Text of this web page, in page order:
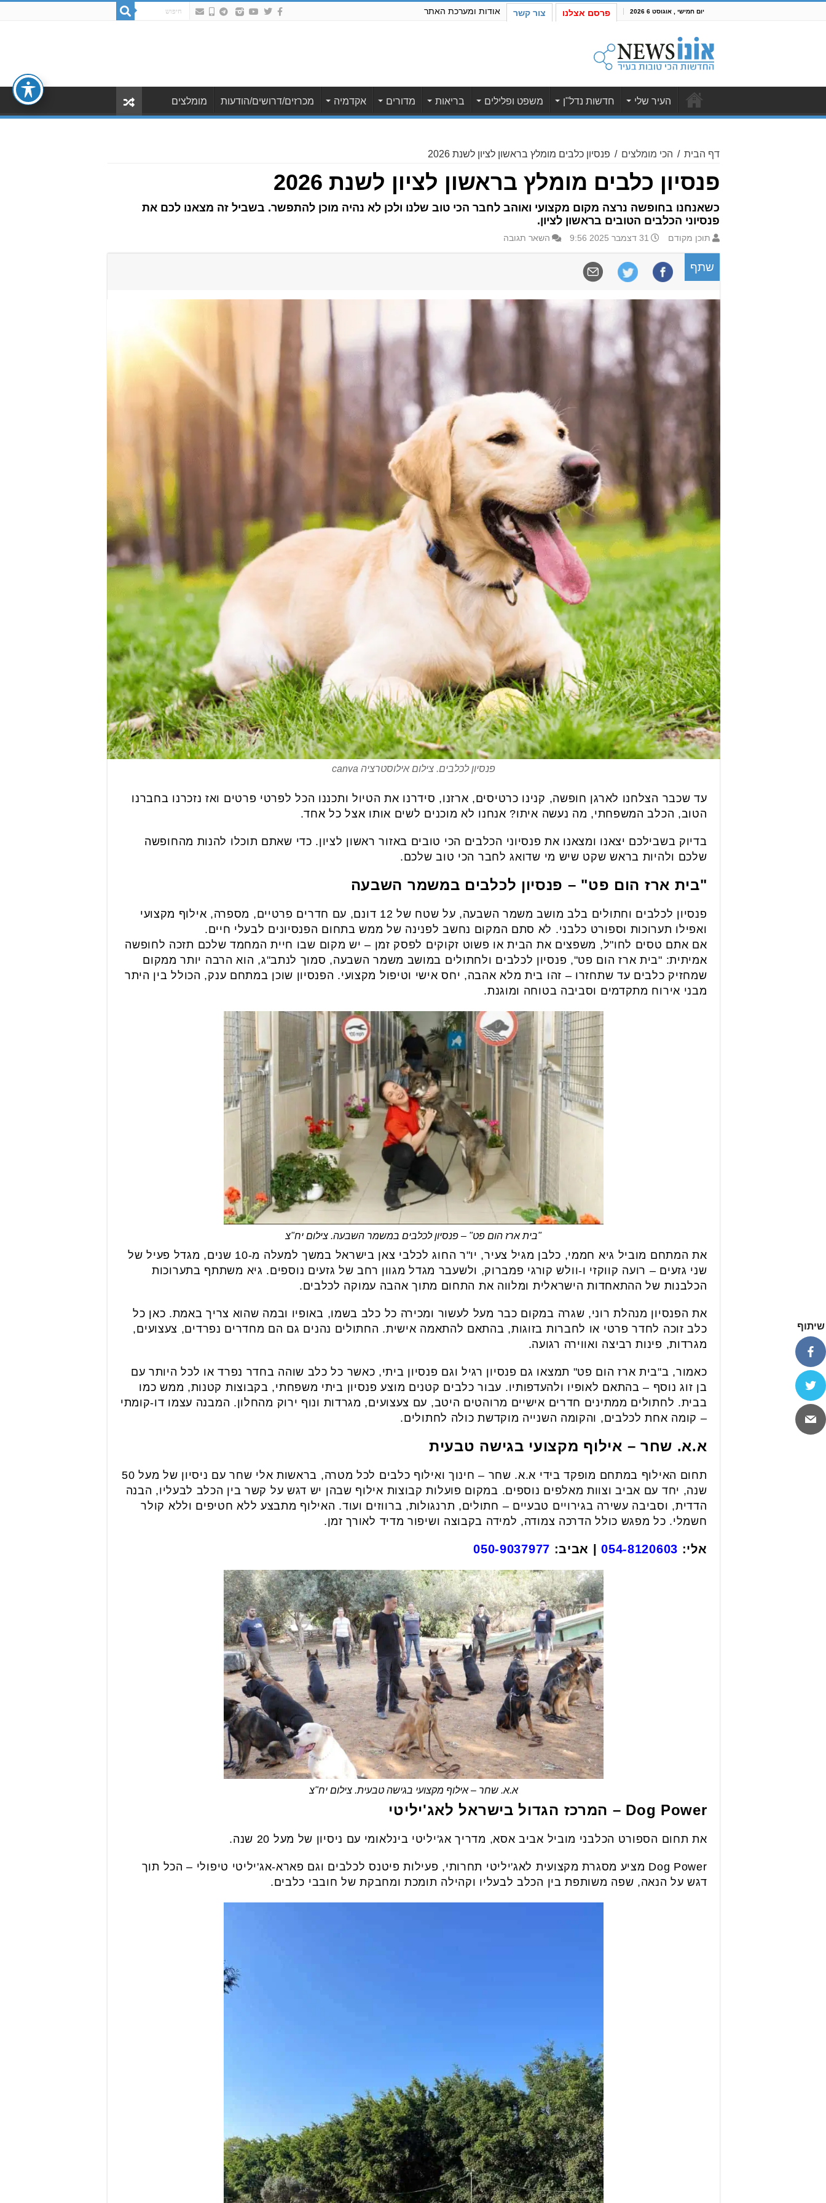
יום חמישי , אוגוסט 6 2026 פרסם אצלנו צור קשר אודות ומערכת האתר
העיר שלי חדשות נדל"ן משפט ופלילים בריאות מדורים אקדמיה מכרזים/דרושים/הודעות מומלצים
דף הבית / הכי מומלצים / פנסיון כלבים מומלץ בראשון לציון לשנת 2026
פנסיון כלבים מומלץ בראשון לציון לשנת 2026
כשאנחנו בחופשה נרצה מקום מקצועי ואוהב לחבר הכי טוב שלנו ולכן לא נהיה מוכן להתפשר. בשביל זה מצאנו לכם את
פנסיוני הכלבים הטובים בראשון לציון.
תוכן מקודם 31 דצמבר 2025 9:56 השאר תגובה
שתף
פנסיון לכלבים. צילום אילוסטרציה canva
עד שכבר הצלחנו לארגן חופשה, קנינו כרטיסים, ארזנו, סידרנו את הטיול ותכננו הכל לפרטי פרטים ואז נזכרנו בחברנו
הטוב, הכלב המשפחתי, מה נעשה איתו? אנחנו לא מוכנים לשים אותו אצל כל אחד.
בדיוק בשבילכם יצאנו ומצאנו את פנסיוני הכלבים הכי טובים באזור ראשון לציון. כדי שאתם תוכלו להנות מהחופשה
שלכם ולהיות בראש שקט שיש מי שדואג לחבר הכי טוב שלכם.
"בית ארז הום פט" – פנסיון לכלבים במשמר השבעה
פנסיון לכלבים וחתולים בלב מושב משמר השבעה, על שטח של 12 דונם, עם חדרים פרטיים, מספרה, אילוף מקצועי
ואפילו תערוכות וספורט כלבני. לא סתם המקום נחשב לפנינה של ממש בתחום הפנסיונים לבעלי חיים.
אם אתם טסים לחו"ל, משפצים את הבית או פשוט זקוקים לפסק זמן – יש מקום שבו חיית המחמד שלכם תזכה לחופשה
אמיתית: "בית ארז הום פט", פנסיון לכלבים ולחתולים במושב משמר השבעה, סמוך לנתב"ג, הוא הרבה יותר ממקום
שמחזיק כלבים עד שתחזרו – זהו בית מלא אהבה, יחס אישי וטיפול מקצועי. הפנסיון שוכן במתחם ענק, הכולל בין היתר
מבני אירוח מתקדמים וסביבה בטוחה ומוגנת.
"בית ארז הום פט" – פנסיון לכלבים במשמר השבעה. צילום יח"צ
את המתחם מוביל גיא חממי, כלבן מגיל צעיר, יו"ר החוג לכלבי צאן בישראל במשך למעלה מ-10 שנים, מגדל פעיל של
שני גזעים – רועה קווקזי ו-וולש קורגי פמברוק, ולשעבר מגדל מגוון רחב של גזעים נוספים. גיא משתתף בתערוכות
הכלבנות של ההתאחדות הישראלית ומלווה את התחום מתוך אהבה עמוקה לכלבים.
את הפנסיון מנהלת רוני, שגרה במקום כבר מעל לעשור ומכירה כל כלב בשמו, באופיו ובמה שהוא צריך באמת. כאן כל
כלב זוכה לחדר פרטי או לחברות בזוגות, בהתאם להתאמה אישית. החתולים נהנים גם הם מחדרים נפרדים, צעצועים,
מגרדות, פינות רביצה ואווירה רגועה.
כאמור, ב"בית ארז הום פט" תמצאו גם פנסיון רגיל וגם פנסיון ביתי, כאשר כל כלב שוהה בחדר נפרד או לכל היותר עם
בן זוג נוסף – בהתאם לאופיו ולהעדפותיו. עבור כלבים קטנים מוצע פנסיון ביתי משפחתי, בקבוצות קטנות, ממש כמו
בבית. לחתולים ממתינים חדרים אישיים מרוהטים היטב, עם צעצועים, מגרדות ונוף ירוק מהחלון. המבנה עצמו דו-קומתי
– קומה אחת לכלבים, והקומה השנייה מוקדשת כולה לחתולים.
א.א. שחר – אילוף מקצועי בגישה טבעית
תחום האילוף במתחם מופקד בידי א.א. שחר – חינוך ואילוף כלבים לכל מטרה, בראשות אלי שחר עם ניסיון של מעל 50
שנה, יחד עם אביב וצוות מאלפים נוספים. במקום פועלות קבוצות אילוף שבהן יש דגש על קשר בין הכלב לבעליו, הבנה
הדדית, וסביבה עשירה בגירויים טבעיים – חתולים, תרנגולות, ברווזים ועוד. האילוף מתבצע ללא חטיפים וללא קולר
חשמלי. כל מפגש כולל הדרכה צמודה, למידה בקבוצה ושיפור מדיד לאורך זמן.
אלי: 054-8120603| אביב: 050-9037977
א.א. שחר – אילוף מקצועי בגישה טבעית. צילום יח"צ
Dog Power – המרכז הגדול בישראל לאג'יליטי
את תחום הספורט הכלבני מוביל אביב אסא, מדריך אג'יליטי בינלאומי עם ניסיון של מעל 20 שנה.
Dog Power מציע מסגרת מקצועית לאג'יליטי תחרותי, פעילות פיטנס לכלבים וגם פארא-אג'יליטי טיפולי – הכל תוך
דגש על הנאה, שפה משותפת בין הכלב לבעליו וקהילה תומכת ומחבקת של חובבי כלבים.
שיתוף